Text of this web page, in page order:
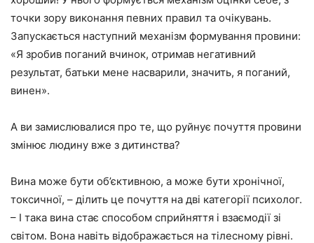
точки зору виконання певних правил та очікувань.
Запускається наступний механізм формування провини:
«Я зробив поганий вчинок, отримав негативний
результат, батьки мене насварили, значить, я поганий,
винен».⠀
А ви замислювалися про те, що руйнує почуття провини
змінює людину вже з дитинства?
Вина може бути об’єктивною, а може бути хронічної,
токсичної, – ділить це почуття на дві категорії психолог.
– І така вина стає способом сприйняття і взаємодії зі
світом. Вона навіть відображається на тілесному рівні.